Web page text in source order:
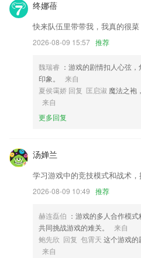
修改隐私动态申请，优化功能
新增孺子书房小程序
缺陷修复
优化凌晨期间酒店预定功能体验
增加几款三星SOC。
用商店进行打分评论，说出您的使用
优化修改。
终娜蓓
快来队伍里带带我，我真的很菜
2026-08-09 15:57 推荐
魏瑞睿 ：游戏的剧情扣人心弦
印象。
来自
夏侯霭娇 回复 匡启淑 魔法之袍
来自
更多回复
汤婵兰
学习游戏中的竞技模式和战术
2026-08-09 10:49 推荐
赫连磊伯 ：游戏的多人合作模
共同挑战游戏的难关。
来自
鲍先欣 回复 包霄天 这个游戏的
来自